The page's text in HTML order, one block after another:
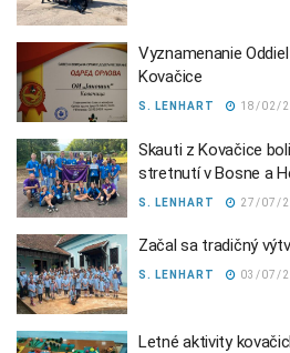
Vyznamenanie
Kovačice
S. LENHART 18/02/
Skauti z Kovačice
stretnutí v Bosne a
S. LENHART 27/07/
Začal sa tradičný
S. LENHART 03/07/
Letné aktivity